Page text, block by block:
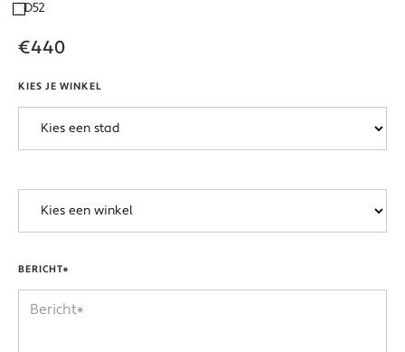
D52
€440
KIES JE WINKEL
BERICHT*